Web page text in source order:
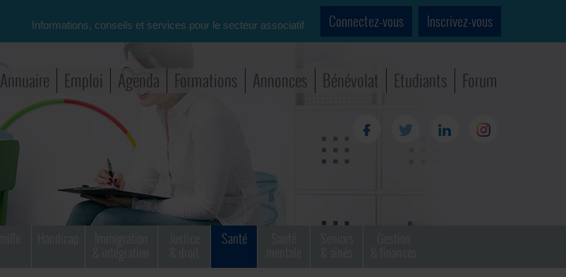
Informations, conseils et services pour le secteur associatif Connectez-vous Inscrivez-vous
Annuaire Emploi Agenda Formations Annonces Bénévolat Etudiants Forum
Santé